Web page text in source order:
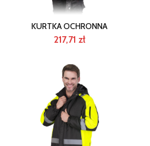
KURTKA OCHRONNA
217,71 zł